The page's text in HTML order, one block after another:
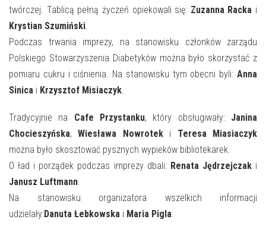
twórczej. Tablicą pełną życzeń opiekowali się: Zuzanna Racka i
Krystian Szumiński.
Podczas trwania imprezy, na stanowisku członków zarządu
Polskiego Stowarzyszenia Diabetyków można było skorzystać z
pomiaru cukru i ciśnienia. Na stanowisku tym obecni byli: Anna
Sinica i Krzysztof Misiaczyk.
Tradycyjnie na Cafe Przystanku, który obsługiwały: Janina
Chocieszyńska,Wiesława Nowroteki Teresa Miasiaczyk
można było skosztować pysznych wypieków bibliotekarek.
O ład i porządek podczas imprezy dbali: Renata Jędrzejczaki
Janusz Luftmann.
Na stanowisku organizatora wszelkich informacji
udzielały:Danuta Łebkowska i Maria Pigla.